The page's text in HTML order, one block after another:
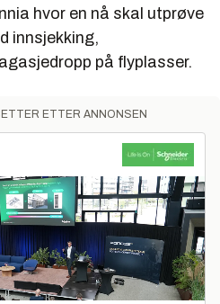
hvor en nå skal utprøve
innsjekking,
på flyplasser.
ETTER ANNONSEN